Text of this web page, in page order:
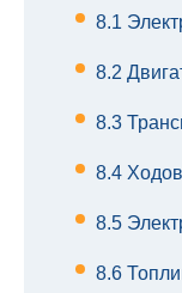
8.1
8.2
8.3
8.4
8.5
8.6